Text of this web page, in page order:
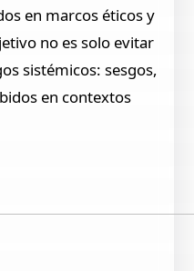
en marcos éticos y
no es solo evitar
sistémicos: sesgos,
en contextos